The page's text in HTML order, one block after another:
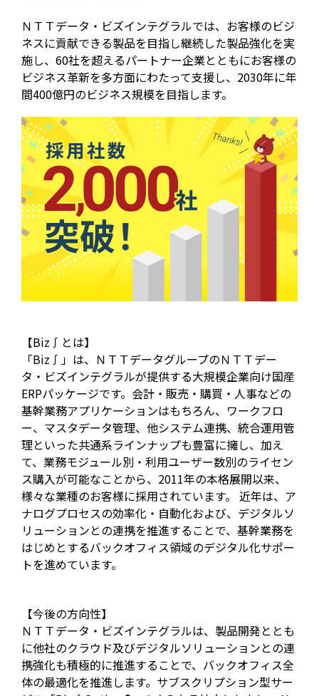
ＮＴＴデータ・ビズインテグラルでは、お客様のビジ
ネスに貢献できる製品を目指し継続した製品強化を実
施し、60社を超えるパートナー企業とともにお客様の
ビジネス革新を多方面にわたって支援し、2030年に年
間400億円のビジネス規模を目指します。
【Biz∫とは】
「Biz∫」は、ＮＴＴデータグループのＮＴＴデー
タ・ビズインテグラルが提供する大規模企業向け国産
ERPパッケージです。会計・販売・購買・人事などの
基幹業務アプリケーションはもちろん、ワークフロ
ー、マスタデータ管理、他システム連携、統合運用管
理といった共通系ラインナップも豊富に擁し、加え
て、業務モジュール別・利用ユーザー数別のライセン
ス購入が可能なことから、2011年の本格展開以来、
様々な業種のお客様に採用されています。 近年は、ア
ナログプロセスの効率化・自動化および、デジタルソ
リューションとの連携を推進することで、基幹業務を
はじめとするバックオフィス領域のデジタル化サポー
トを進めています。
【今後の方向性】
ＮＴＴデータ・ビズインテグラルは、製品開発ととも
に他社のクラウド及びデジタルソリューションとの連
携強化も積極的に推進することで、バックオフィス全
体の最適化を推進します。サブスクリプション型サー